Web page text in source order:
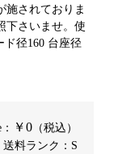
施されておりま
下さいませ。使
ド径160 台座径
￥0 （税込）
送料ランク：S